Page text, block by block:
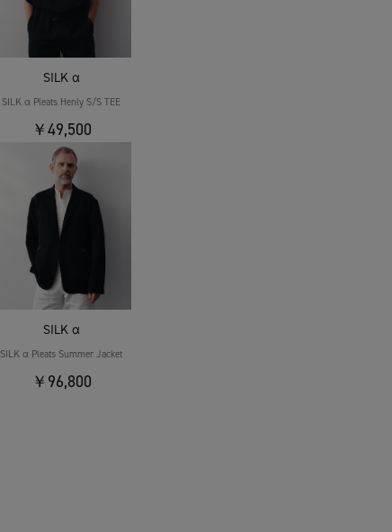
SILK α
SILK α Pleats Henly S/S TEE
￥49,500
SILK α
SILK α Pleats Summer Jacket
￥96,800